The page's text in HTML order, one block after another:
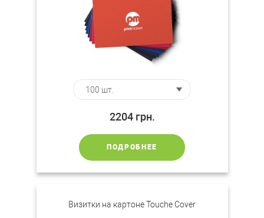
2204 грн.
ПОДРОБНЕЕ
Визитки на картоне Touche Cover